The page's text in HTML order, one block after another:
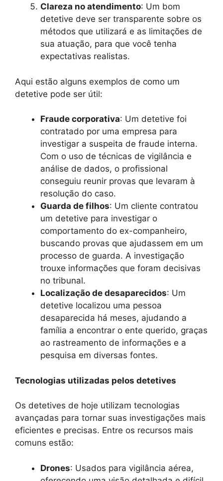
Clareza no atendimento: Um bom
detetive deve ser transparente sobre os
métodos que utilizará e as limitações de
sua atuação, para que você tenha
expectativas realistas.
Aqui estão alguns exemplos de como um
detetive pode ser útil:
Fraude corporativa: Um detetive foi
contratado por uma empresa para
investigar a suspeita de fraude interna.
Com o uso de técnicas de vigilância e
análise de dados, o profissional
conseguiu reunir provas que levaram à
resolução do caso.
Guarda de filhos: Um cliente contratou
um detetive para investigar o
comportamento do ex-companheiro,
buscando provas que ajudassem em um
processo de guarda. A investigação
trouxe informações que foram decisivas
no tribunal.
Localização de desaparecidos: Um
detetive localizou uma pessoa
desaparecida há meses, ajudando a
família a encontrar o ente querido, graças
ao rastreamento de informações e a
pesquisa em diversas fontes.
Tecnologias utilizadas pelos detetives
Os detetives de hoje utilizam tecnologias
avançadas para tornar suas investigações mais
eficientes e precisas. Entre os recursos mais
comuns estão:
Drones: Usados para vigilância aérea,